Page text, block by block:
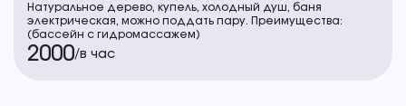
Натуральное дерево, купель, холодный душ, баня
электрическая, можно поддать пару. Преимущества:
(бассейн с гидромассажем)
2000/в час